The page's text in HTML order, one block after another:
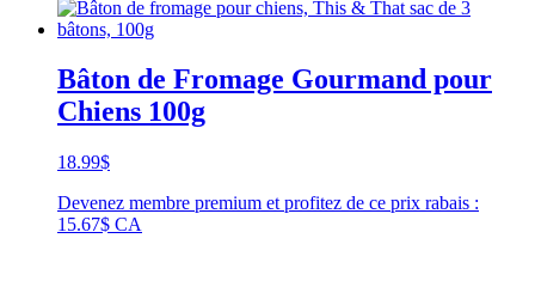
Bâton de Fromage Gourmand pour
Chiens 100g
18.99$
Devenez membre premium et profitez de ce prix rabais :
15.67$ CA